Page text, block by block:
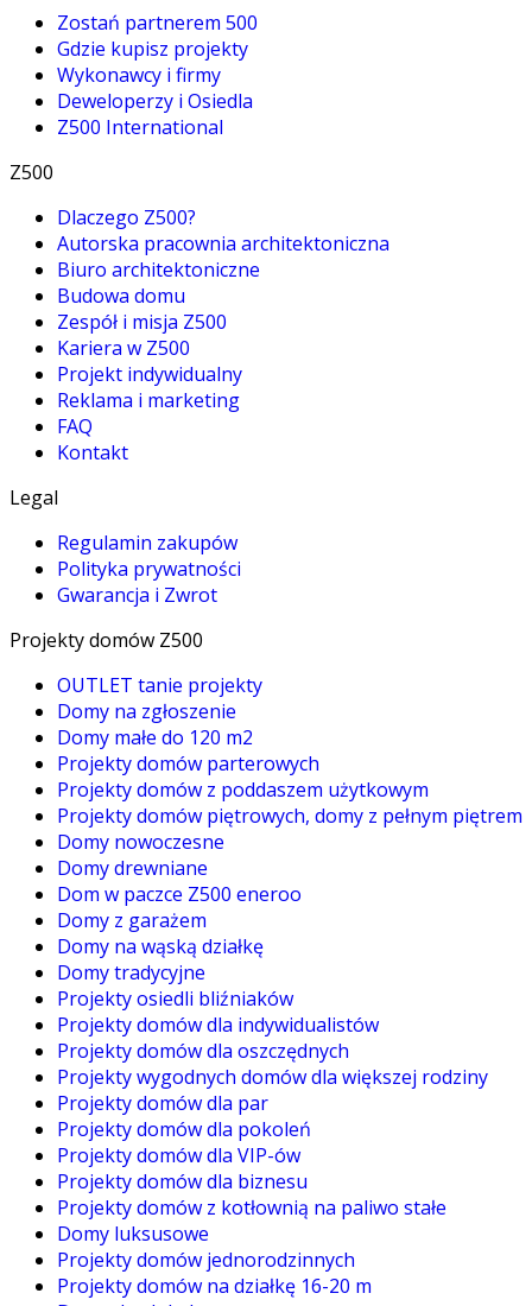
Zostań partnerem 500
Gdzie kupisz projekty
Wykonawcy i firmy
Deweloperzy i Osiedla
Z500 International
Z500
Dlaczego Z500?
Autorska pracownia architektoniczna
Biuro architektoniczne
Budowa domu
Zespół i misja Z500
Kariera w Z500
Projekt indywidualny
Reklama i marketing
FAQ
Kontakt
Legal
Regulamin zakupów
Polityka prywatności
Gwarancja i Zwrot
Projekty domów Z500
OUTLET tanie projekty
Domy na zgłoszenie
Domy małe do 120 m2
Projekty domów parterowych
Projekty domów z poddaszem użytkowym
Projekty domów piętrowych, domy z pełnym piętrem
Domy nowoczesne
Domy drewniane
Dom w paczce Z500 eneroo
Domy z garażem
Domy na wąską działkę
Domy tradycyjne
Projekty osiedli bliźniaków
Projekty domów dla indywidualistów
Projekty domów dla oszczędnych
Projekty wygodnych domów dla większej rodziny
Projekty domów dla par
Projekty domów dla pokoleń
Projekty domów dla VIP-ów
Projekty domów dla biznesu
Projekty domów z kotłownią na paliwo stałe
Domy luksusowe
Projekty domów jednorodzinnych
Projekty domów na działkę 16-20 m